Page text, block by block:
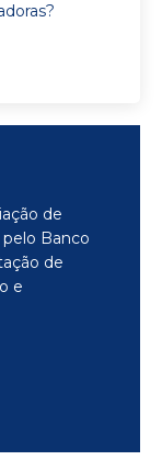
de
Banco
de
e